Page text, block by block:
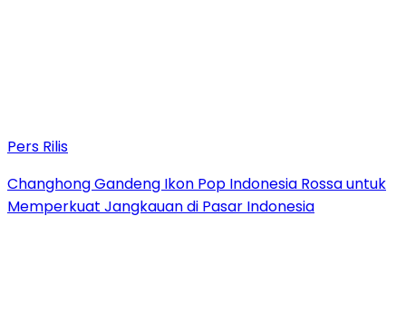
Pers Rilis
Changhong Gandeng Ikon Pop Indonesia Rossa untuk
Memperkuat Jangkauan di Pasar Indonesia